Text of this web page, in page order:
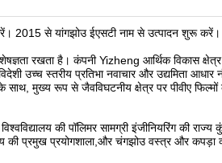
2015 से यांगझोउ ईएसटी नाम से उत्पादन शुरू
रखता है। कंपनी Yizheng आर्थिक विकास
उच्च स्तरीय प्रतिभा नवाचार और उद्यमिता आधार
मुख्य रूप से जैवविघटनीय क्षेत्र पर पीवीए फिल्मों
की पॉलिमर सामग्री इंजीनियरिंग की राज्य
की प्रमुख प्रयोगशाला,और चंगझोउ वस्त्र और कपड़ा